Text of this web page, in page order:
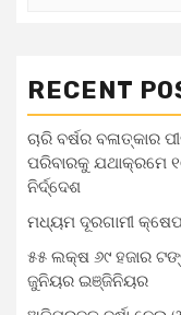
RECENT
ଚାରି ବର୍ଷର ବଳାତ୍କାର
ପରିବାରକୁ ଯଥାକ୍ରମେ
ନିର୍ଦ୍ଦେଶ
ମଧ୍ୟମ ଦୂରଗାମୀ
୫୫ ଲକ୍ଷ ୬୯ ହଜାର
ଜୁନିୟର ଇଞ୍ଜିନିୟର